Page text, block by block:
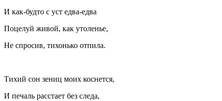
И как-будто с уст едва-едва
Поцелуй живой, как утоленье,
Не спросив, тихонько отпила.
Тихий сон зениц моих коснется,
И печаль расстает без следа,